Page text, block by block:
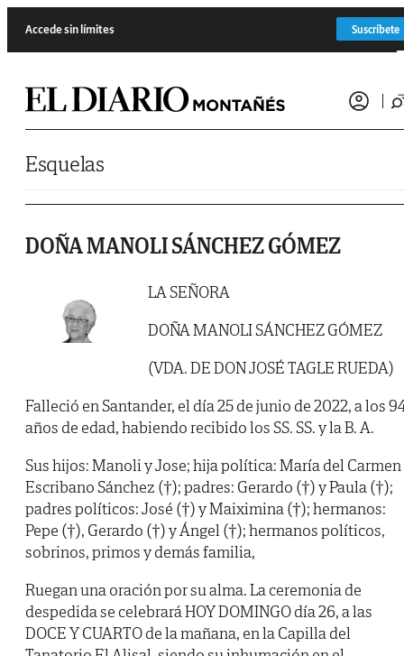
Accede sin límites Suscríbete
Esquelas
DOÑA MANOLI SÁNCHEZ GÓMEZ
LA SEÑORA
DOÑA MANOLI SÁNCHEZ GÓMEZ
(VDA. DE DON JOSÉ TAGLE RUEDA)
Falleció en Santander, el día 25 de junio de 2022, a los
años de edad, habiendo recibido los SS. SS. y la B. A.
Sus hijos: Manoli y Jose; hija política: María del Carmen
Escribano Sánchez (†); padres: Gerardo (†) y Paula (†);
padres políticos: José (†) y Maiximina (†); hermanos:
Pepe (†), Gerardo (†) y Ángel (†); hermanos políticos,
sobrinos, primos y demás familia,
Ruegan una oración por su alma. La ceremonia de
despedida se celebrará HOY DOMINGO día 26, a las
DOCE Y CUARTO de la mañana, en la Capilla del